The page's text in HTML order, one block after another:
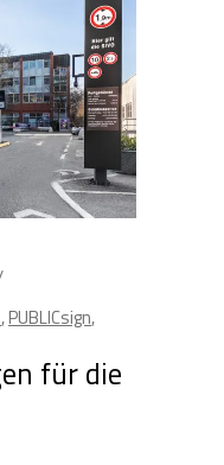
,PUBLICsign,
für die